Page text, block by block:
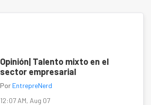
Opinión| Talento mixto en el
sector empresarial
Por EntrepreNerd
12:07 AM, Aug 07